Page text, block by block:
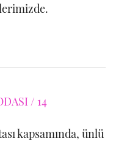
kapsamında, ünlü